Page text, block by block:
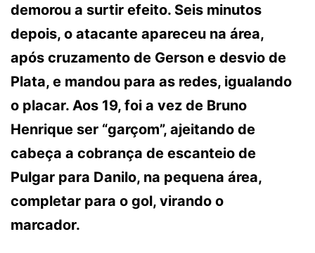
demorou a surtir efeito. Seis minutos
depois, o atacante apareceu na área,
após cruzamento de Gerson e desvio de
Plata, e mandou para as redes, igualando
o placar. Aos 19, foi a vez de Bruno
Henrique ser “garçom”, ajeitando de
cabeça a cobrança de escanteio de
Pulgar para Danilo, na pequena área,
completar para o gol, virando o
marcador.